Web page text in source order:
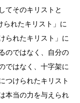
てそのキリストと
られたキリスト」に
られたキリスト」に
のではなく、自分の
ではなく、十字架に
つけられたキリスト
本当の力を与えられ